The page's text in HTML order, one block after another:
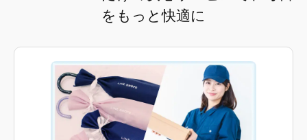
をもっと快適に